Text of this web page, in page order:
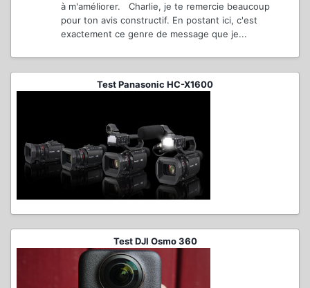
à m'améliorer. Charlie, je te remercie beaucoup
pour ton avis constructif. En postant ici, c'est
exactement ce genre de message que je...
Test Panasonic HC-X1600
Test DJI Osmo 360